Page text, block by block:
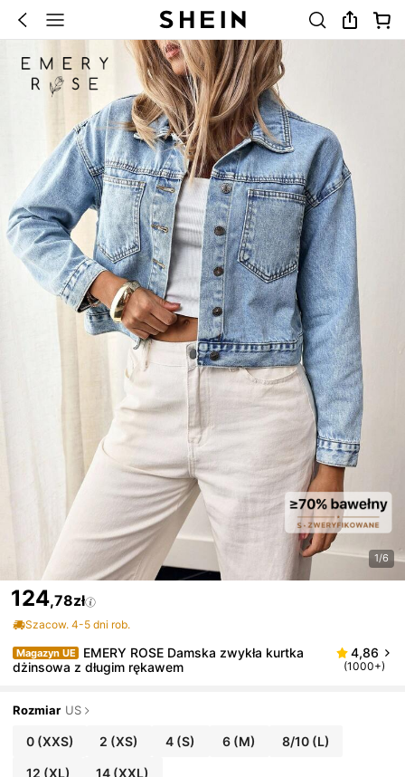
1/6
124,78zł
Szacow. 4-5 dni rob.
Magazyn UE
EMERY ROSE Damska zwykła kurtka
dżinsowa z długim rękawem
4,86
(1000+)
Rozmiar US
0(XXS) 2 (XS) 4 (S) 6 (M) 8/10 (L)
12 (XL) 14 (XXL)